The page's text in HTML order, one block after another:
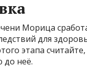
Морица
для
этапа
до неё.